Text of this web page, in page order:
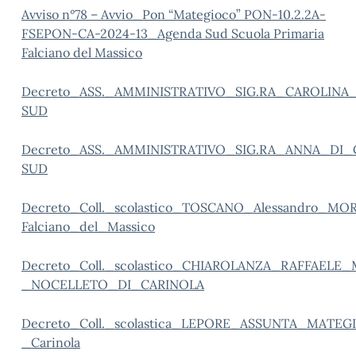
Avviso n°78 – Avvio_Pon “Mategioco” PON-10.2.2A-
FSEPON-CA-2024-13_Agenda Sud Scuola Primaria
Falciano del Massico
SUD
SUD
Falciano_del_Massico
_NOCELLETO_DI_CARINOLA
_Carinola